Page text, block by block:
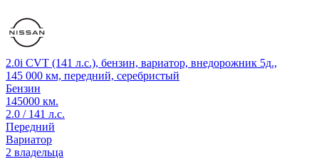
2.0i CVT (141 л.с.), бензин, вариатор, внедорожник 5д.,
145 000 км, передний, серебристый
Бензин
145000 км.
2.0 / 141 л.с.
Передний
Вариатор
2 владельца